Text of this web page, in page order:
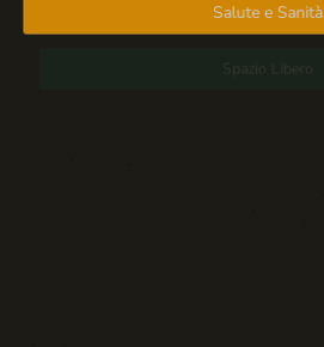
Salute e Sanità
Spazio Libero